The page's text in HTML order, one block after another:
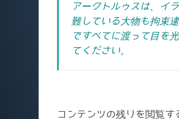
アークトルゥスは、イ
難している大物も拘束逮
ですべてに渡って目を
てください。
コンテンツの残りを閲覧